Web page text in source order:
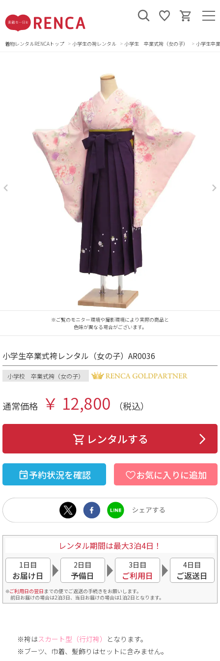
着物レンタルRENCAトップ 小学生の袴レンタル 小学生 卒業式袴（女の子） 小学生卒
※ご覧のモニター環境や撮影環境により実際の商品と
色味が異なる場合がございます。
小学生卒業式袴レンタル（女の子）AR0036
小学校 卒業式袴（女の子）
通常価格 ￥ 12,800 （税込）
レンタルする
予約状況を確認 お気に入りに追加
レンタル期間は最大3泊4日！
1日目
お届け日
2日目
予備日
3日目
ご利用日
4日目
ご返送日
ご利用日の翌日 までの便でご返送の手続きをお願いします。
前日お届けの場合は2泊3日、当日お届けの場合は1泊2日となります。
※袴はスカート型（行灯袴）
となります。
※ブーツ、巾着、髪飾りはセットに含みません。